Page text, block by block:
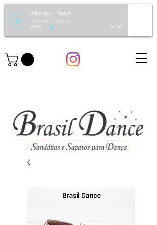
Unknown Track
Unknown Artist
00:00 00:00